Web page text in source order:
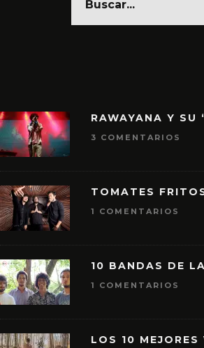
RAWAYANA Y SU
3 COMENTARIOS
TOMATES
1 COMENTARIOS
10 BANDAS DE
1 COMENTARIOS
LOS 10